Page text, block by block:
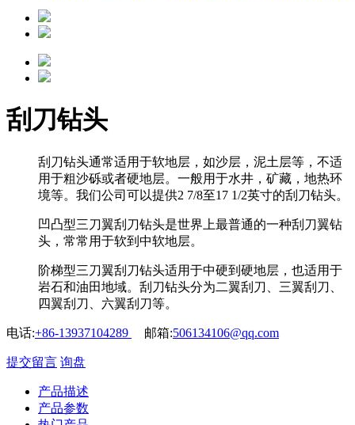
刮刀钻头
刮刀钻头通常适用于软地层，如沙层，泥土层等，不适
用于粗沙砾或者硬地层。一般用于水井，矿藏，地热环
境等。我们公司可以提供2 7/8至17 1/2英寸的刮刀钻头。
凹凸型三刀翼刮刀钻头是世界上最普通的一种刮刀翼钻
头，常常用于软到中软地层。
阶梯型三刀翼刮刀钻头适用于中硬到硬地层，也适用于
岩石和油田地域。刮刀钻头分为二翼刮刀、三翼刮刀、
四翼刮刀、六翼刮刀等。
电话:+86-13937104289 邮箱:506134106@qq.com
提交留言 询盘
产品描述
产品参数